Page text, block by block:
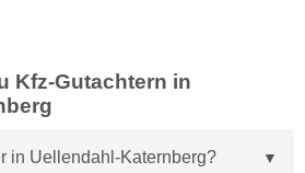
Kfz-Gutachtern in
in Uellendahl-Katernberg?